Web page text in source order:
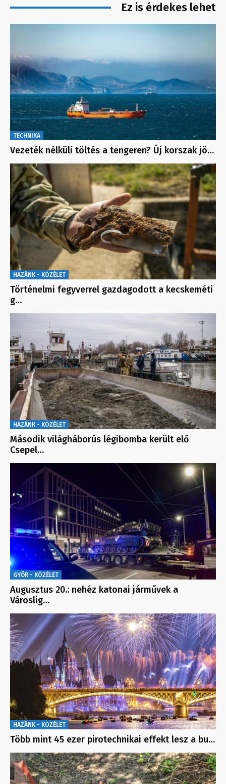
Ez is érdekes lehet
TECHNIKA
Vezeték nélküli töltés a tengeren? Új korszak jö…
HAZÁNK - KÖZÉLET
Történelmi fegyverrel gazdagodott a kecskeméti
g…
HAZÁNK - KÖZÉLET
Második világháborús légibomba került elő
Csepel…
GYŐR - KÖZÉLET
Augusztus 20.: nehéz katonai járművek a
Városlig…
HAZÁNK - KÖZÉLET
Több mint 45 ezer pirotechnikai effekt lesz a bu…